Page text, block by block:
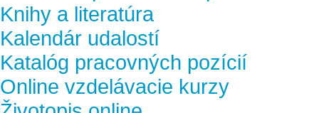
Knihy a literatúra
Kalendár udalostí
Katalóg pracovných pozícií
Online vzdelávacie kurzy